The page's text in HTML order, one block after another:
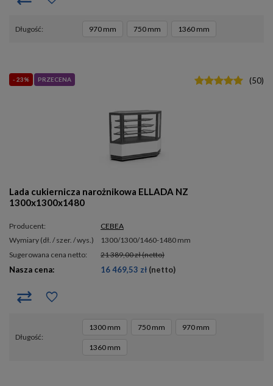
długość 970 mm 750 mm 1360 mm
- 23% PRZECENA
Lada cukiernicza narożnikowa ELLADA NZ
1300x1300x1480
Producent:
CEBEA
wymiary (dł. / szer. / wys.)
1300/1300/1460-1480 mm
Sugerowana cena netto:
21 389,00 zł(netto)
Nasza cena: 16 469,53 zł (netto)
(50)
długość
1300 mm 750 mm 970 mm
1360 mm